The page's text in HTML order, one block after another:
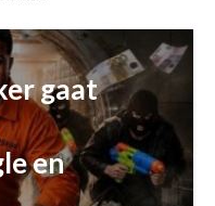
gaat
en